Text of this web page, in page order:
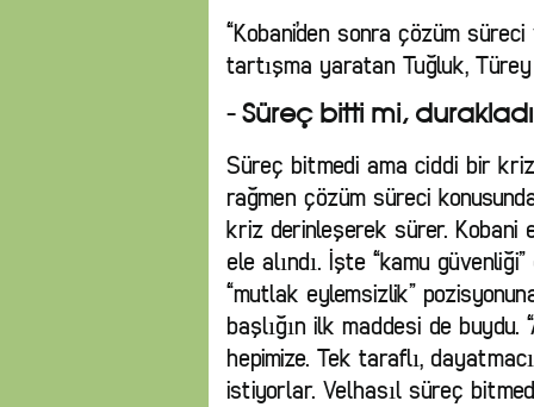
“Kobani’den sonra çözüm
tartışma yaratan Tuğluk, Türey
- Süreç bitti mi, durakladı
Süreç bitmedi ama ciddi bir
rağmen çözüm süreci
kriz derinleşerek sürer. Kobani
ele alındı. İşte “kamu
“mutlak eylemsizlik”
başlığın ilk maddesi de buydu.
hepimize. Tek taraflı,
istiyorlar. Velhasıl süreç